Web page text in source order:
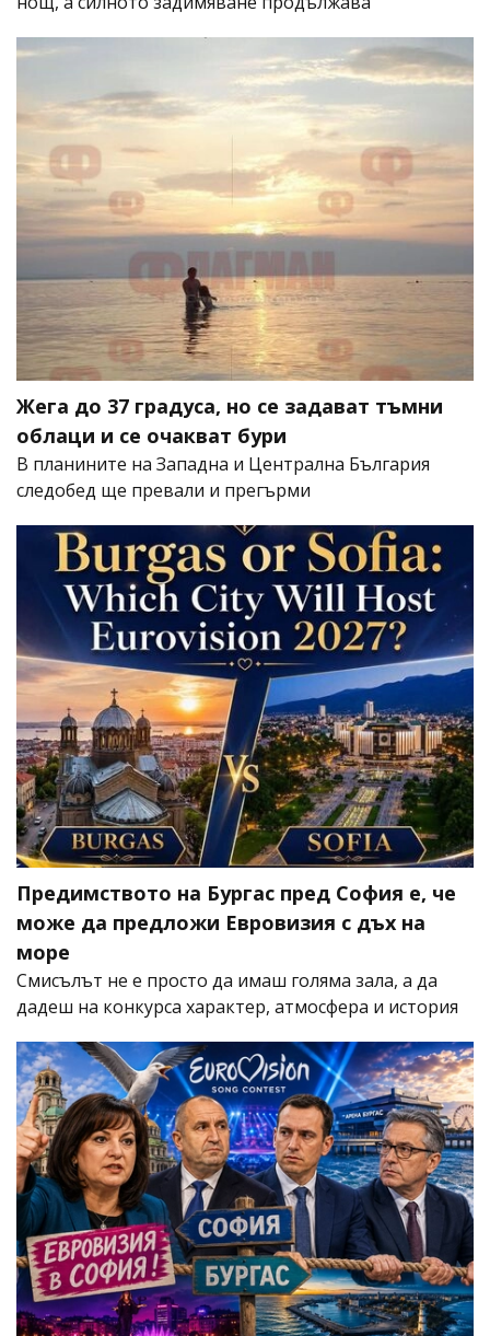
Жега до 37 градуса, но се задават тъмни
облаци и се очакват бури
В планините на Западна и Централна България
следобед ще превали и прегърми
Предимството на Бургас пред София е, че
може да предложи Евровизия с дъх на
море
Смисълът не е просто да имаш голяма зала, а да
дадеш на конкурса характер, атмосфера и история